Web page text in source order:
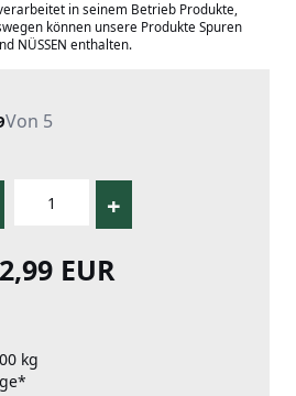
in seinem Betrieb Produkte,
können unsere Produkte Spuren
NÜSSEN enthalten.
Von 5
+
EUR
kg